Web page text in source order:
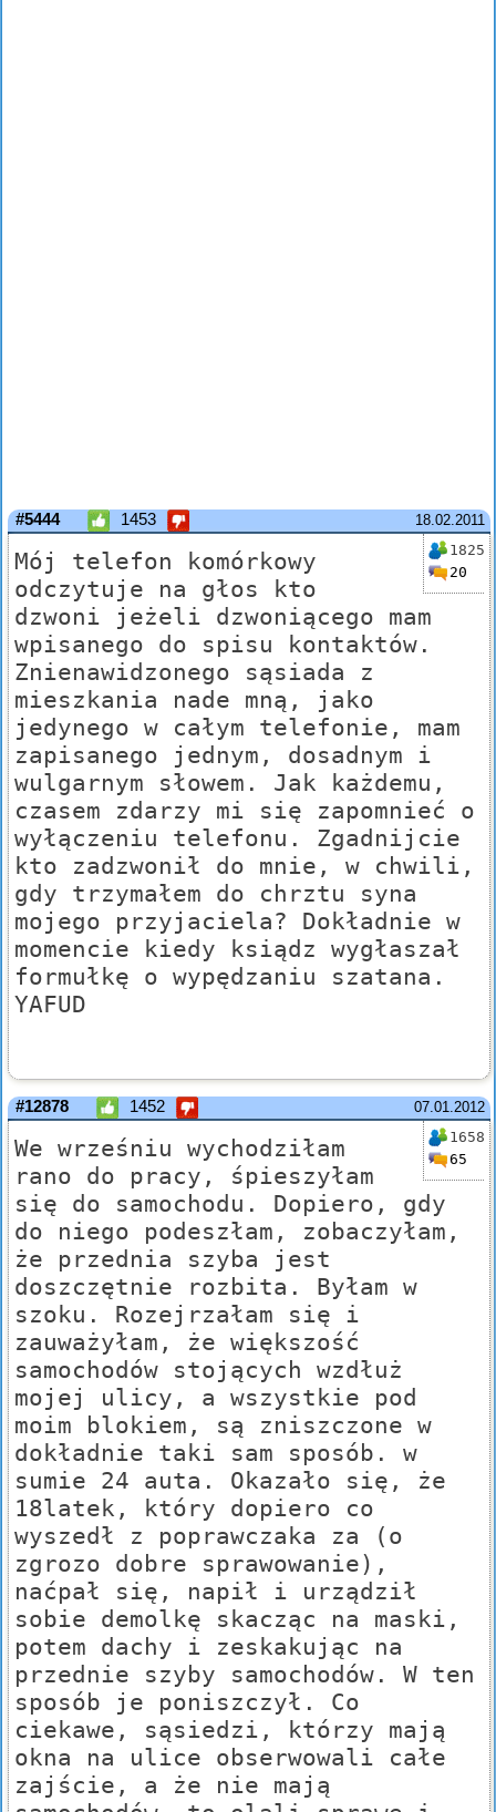
18.02.2011
#5444 1453
1825
20
Mój telefon komórkowy
odczytuje na głos kto
dzwoni jeżeli dzwoniącego mam
wpisanego do spisu kontaktów.
Znienawidzonego sąsiada z
mieszkania nade mną, jako
jedynego w całym telefonie, mam
zapisanego jednym, dosadnym i
wulgarnym słowem. Jak każdemu,
czasem zdarzy mi się zapomnieć o
wyłączeniu telefonu. Zgadnijcie
kto zadzwonił do mnie, w chwili,
gdy trzymałem do chrztu syna
mojego przyjaciela? Dokładnie w
momencie kiedy ksiądz wygłaszał
formułkę o wypędzaniu szatana.
YAFUD
07.01.2012
#12878 1452
1658
65
We wrześniu wychodziłam
rano do pracy, śpieszyłam
się do samochodu. Dopiero, gdy
do niego podeszłam, zobaczyłam,
że przednia szyba jest
doszczętnie rozbita. Byłam w
szoku. Rozejrzałam się i
zauważyłam, że większość
samochodów stojących wzdłuż
mojej ulicy, a wszystkie pod
moim blokiem, są zniszczone w
dokładnie taki sam sposób. w
sumie 24 auta. Okazało się, że
18latek, który dopiero co
wyszedł z poprawczaka za (o
zgrozo dobre sprawowanie),
naćpał się, napił i urządził
sobie demolkę skacząc na maski,
potem dachy i zeskakując na
przednie szyby samochodów. W ten
sposób je poniszczył. Co
ciekawe, sąsiedzi, którzy mają
okna na ulice obserwowali całe
zajście, a że nie mają